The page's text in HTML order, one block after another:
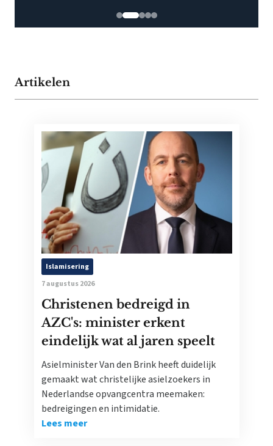
Artikelen
Islamisering
7 augustus 2026
Christenen bedreigd in
AZC's: minister erkent
eindelijk wat al jaren speelt
Asielminister Van den Brink heeft duidelijk
gemaakt wat christelijke asielzoekers in
Nederlandse opvangcentra meemaken:
bedreigingen en intimidatie.
Lees meer